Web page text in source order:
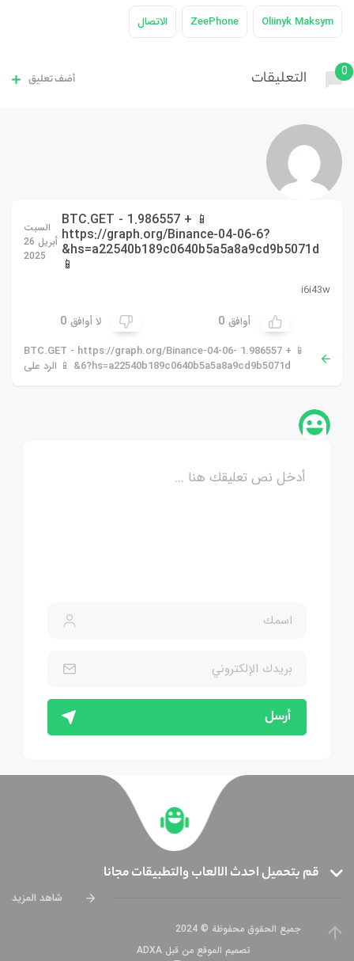
Oliinyk Maksym
ZeePhone الاتصال
0 التعليقات أضف تعليق
📱 + 1.986557 BTC.GET -
https://graph.org/Binance-04-06-6?
hs=a22540b189c0640b5a5a8a9cd9b5071d&
📱
السبت
أبريل 26
2025
i6i43w
أوافق 0 لا أوافق 0
📱 + 1.986557 BTC.GET - https://graph.org/Binance-04-06-
6?hs=a22540b189c0640b5a5a8a9cd9b5071d& 📱 الرد على
أرسل
قم بتحميل احدث الالعاب والتطبيقات مجانا
شاهد المزيد
جميع الحقوق محفوظة © 2024
تصميم الموقع من قبل ADXA